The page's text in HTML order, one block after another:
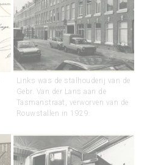
Links was de stalhouderij van de
Gebr. Van der Lans aan de
Tasmanstraat, verworven van de
Rouwstallen in 1929.